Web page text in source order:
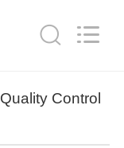
Quality Control